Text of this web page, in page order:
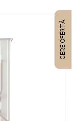
CERE OFERTĂ